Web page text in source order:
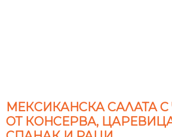
МЕКСИКАНСКА САЛАТА
ОТ КОНСЕРВА,